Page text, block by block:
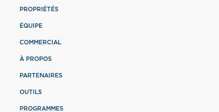
PROPRIÉTÉS
ÉQUIPE
COMMERCIAL
À PROPOS
PARTENAIRES
OUTILS
PROGRAMMES